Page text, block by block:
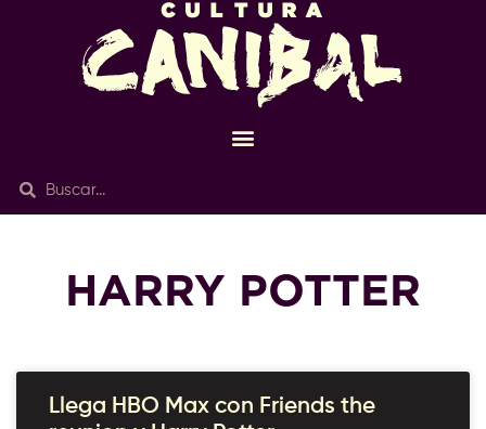
HARRY POTTER
Llega HBO Max con Friends the